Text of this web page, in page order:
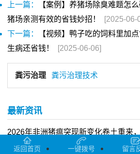
上一篇：
【案例】养猪场除臭难题怎
猪场亲测有效的省钱妙招！
[2025-06-
下一篇：
【视频】鸭子吃的饲料里加
生病还省钱！
[2025-06-06]
粪污治理 粪污治理技术
最新资讯
2026年非洲猪瘟突现新变化卷土重来
控的中小猪场如何防控？猪场自制发
返回首页 一键拨号 留言